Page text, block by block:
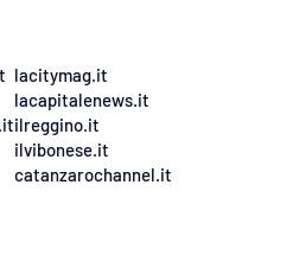
lacitymag.it
lacapitalenews.it
ilreggino.it
ilvibonese.it
catanzarochannel.it